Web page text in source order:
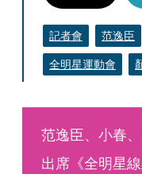
記者會 范逸臣
全明星運動會
范逸臣、小春
出席《全明星